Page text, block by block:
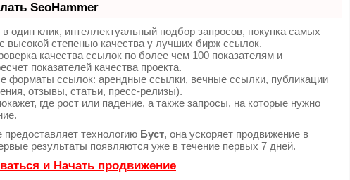
SeoHammer
один клик, интеллектуальный подбор запросов, покупка самых
высокой степенью качества у лучших бирж ссылок.
качества ссылок по более чем 100 показателям и
показателей качества проекта.
форматы ссылок: арендные ссылки, вечные ссылки, публикации
отзывы, статьи, пресс-релизы).
где рост или падение, а также запросы, на которые нужно
технологию Буст, она ускоряет продвижение в
результаты появляются уже в течение первых 7 дней.
и Начать продвижение